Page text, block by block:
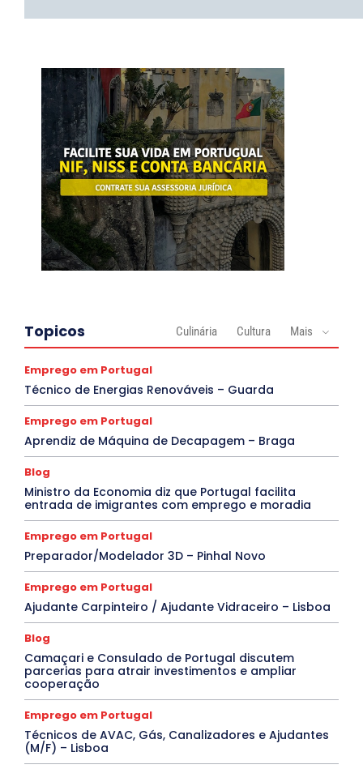
Topicos Culinária Cultura Mais
Emprego em Portugal
Técnico de Energias Renováveis – Guarda
Emprego em Portugal
Aprendiz de Máquina de Decapagem – Braga
Blog
Ministro da Economia diz que Portugal facilita
entrada de imigrantes com emprego e moradia
Emprego em Portugal
Preparador/Modelador 3D – Pinhal Novo
Emprego em Portugal
Ajudante Carpinteiro / Ajudante Vidraceiro – Lisboa
Blog
Camaçari e Consulado de Portugal discutem
parcerias para atrair investimentos e ampliar
cooperação
Emprego em Portugal
Técnicos de AVAC, Gás, Canalizadores e Ajudantes
(M/F) – Lisboa